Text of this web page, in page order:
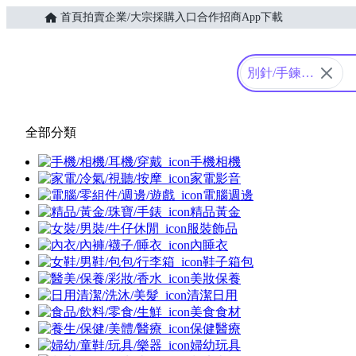
首頁拍賣企業/大宗採購入口 合作招商App下載
Yahoo購物中心
別針/手鍊/
全部分類
手機相機
家電影音
電腦週邊
精品黃金
服裝飾品
內睡衣
鞋子箱包
美妝保養
清潔日用
美食食材
保健醫療
婦幼玩具